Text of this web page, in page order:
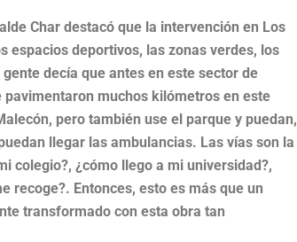
Char destacó que la intervención en Los
espacios deportivos, las zonas verdes, los
decía que antes en este sector de
muchos kilómetros en este
pero también use el parque y puedan,
llegar las ambulancias. Las vías son la
colegio?, ¿cómo llego a mi universidad?,
recoge?. Entonces, esto es más que un
transformado con esta obra tan